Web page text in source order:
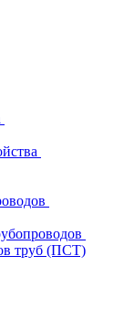
труб (ПСТ)